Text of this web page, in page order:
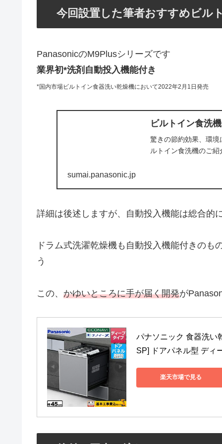
今回設置した筆者おすすめビル
PanasonicのM9Plusシリーズです
業界初*洗剤自動投入機能付き
*国内市場ビルトイン食器洗い乾燥機において2022年2月1日発売
ビルトイン食洗
驚きの節約効果、環
ルトイン食洗機のご
sumai.panasonic.jp
詳細は後述しますが、自動投入機能は総合的
ドラム式洗濯乾燥機も自動投入機能付きの
う
この、 かゆいところに手が届く開発が
パナソニック 食器洗い
SP] ドアパネル型 ディ
楽天市場で見る